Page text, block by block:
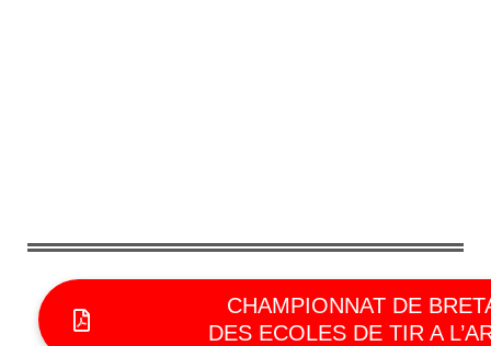
CHAMPIONNAT DE
DES ECOLES DE TIR A